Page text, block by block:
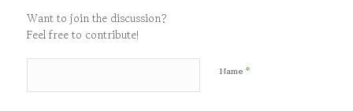
Want to join the discussion?
Feel free to contribute!
Name *